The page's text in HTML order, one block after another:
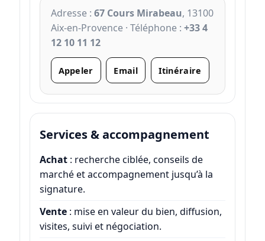
Adresse : 67 Cours Mirabeau, 13100
Aix-en-Provence · Téléphone : +33 4
12 10 11 12
Appeler Email Itinéraire
Services & accompagnement
Achat: recherche ciblée, conseils de
marché et accompagnement jusqu’à la
signature.
Vente: mise en valeur du bien, diffusion,
visites, suivi et négociation.